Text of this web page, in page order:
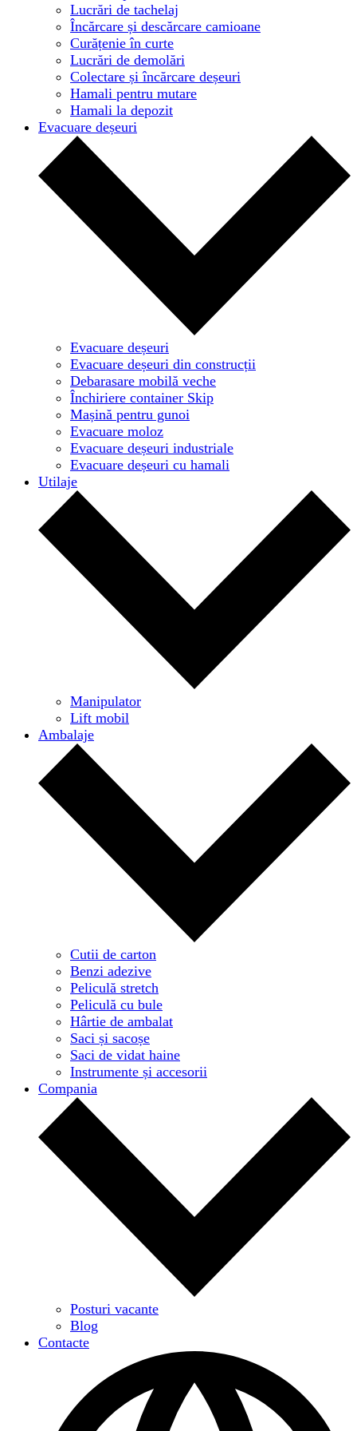
Lucrări de tachelaj
Încărcare și descărcare camioane
Curățenie în curte
Lucrări de demolări
Colectare și încărcare deșeuri
Hamali pentru mutare
Hamali la depozit
Evacuare deșeuri
Evacuare deșeuri
Evacuare deșeuri din construcții
Debarasare mobilă veche
Închiriere container Skip
Mașină pentru gunoi
Evacuare moloz
Evacuare deșeuri industriale
Evacuare deșeuri cu hamali
Utilaje
Manipulator
Lift mobil
Ambalaje
Cutii de carton
Benzi adezive
Peliculă stretch
Peliculă cu bule
Hârtie de ambalat
Saci și sacoșe
Saci de vidat haine
Instrumente și accesorii
Compania
Posturi vacante
Blog
Contacte